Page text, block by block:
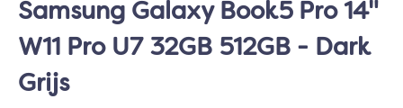
Samsung Galaxy Book5 Pro 14"
W11 Pro U7 32GB 512GB - Dark
Grijs